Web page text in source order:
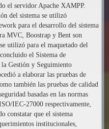
el servidor Apache XAMPP.
del sistema se utilizó
para el desarrollo del sistema
MVC, Boostrap y Bent son
utilizó para el maquetado del
el Sistema de
Gestión y Seguimiento
a elaborar las pruebas de
también las pruebas de calidad
basadas en las normas
IEC-27000 respectivamente,
constatar que el sistema
institucionales,